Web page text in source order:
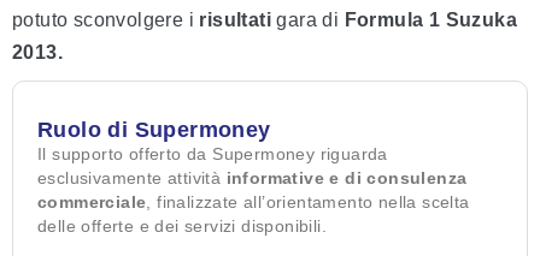
potuto sconvolgere i risultatigara di Formula 1 Suzuka
2013.
Ruolo di Supermoney
Il supporto offerto da Supermoney riguarda
esclusivamente attività informative e di consulenza
commerciale , finalizzate all’orientamento nella scelta
delle offerte e dei servizi disponibili.